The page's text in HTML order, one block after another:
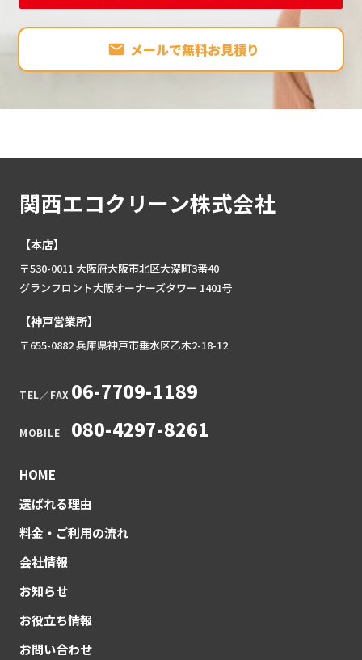
メールで無料お見積り
関西エコクリーン株式会社
【本店】
〒530-0011 大阪府大阪市北区大深町3番40
グランフロント大阪オーナーズタワー 1401号
【神戸営業所】
〒655-0882 兵庫県神戸市垂水区乙木2-18-12
TEL／FAX 06-7709-1189
MOBILE 080-4297-8261
HOME
選ばれる理由
料金・ご利用の流れ
会社情報
お知らせ
お役立ち情報
お問い合わせ